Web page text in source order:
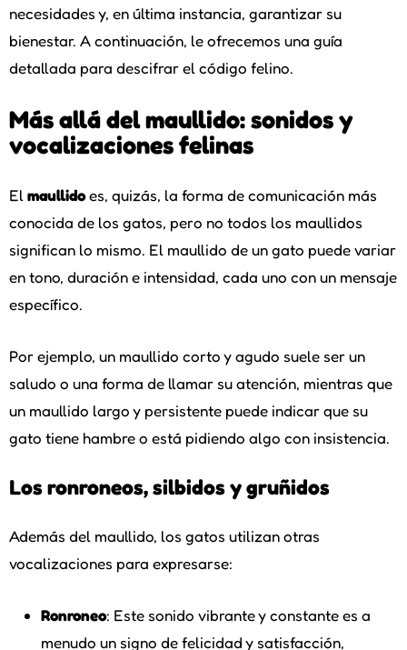
necesidades y, en última instancia, garantizar su
bienestar. A continuación, le ofrecemos una guía
detallada para descifrar el código felino.
Más allá del maullido: sonidos y
vocalizaciones felinas
Elmaullidoes, quizás, la forma de comunicación más
conocida de los gatos, pero no todos los maullidos
significan lo mismo. El maullido de un gato puede variar
en tono, duración e intensidad, cada uno con un mensaje
específico.
Por ejemplo, un maullido corto y agudo suele ser un
saludo o una forma de llamar su atención, mientras que
un maullido largo y persistente puede indicar que su
gato tiene hambre o está pidiendo algo con insistencia.
Los ronroneos, silbidos y gruñidos
Además del maullido, los gatos utilizan otras
vocalizaciones para expresarse:
Ronroneo: Este sonido vibrante y constante es a
menudo un signo de felicidad y satisfacción,